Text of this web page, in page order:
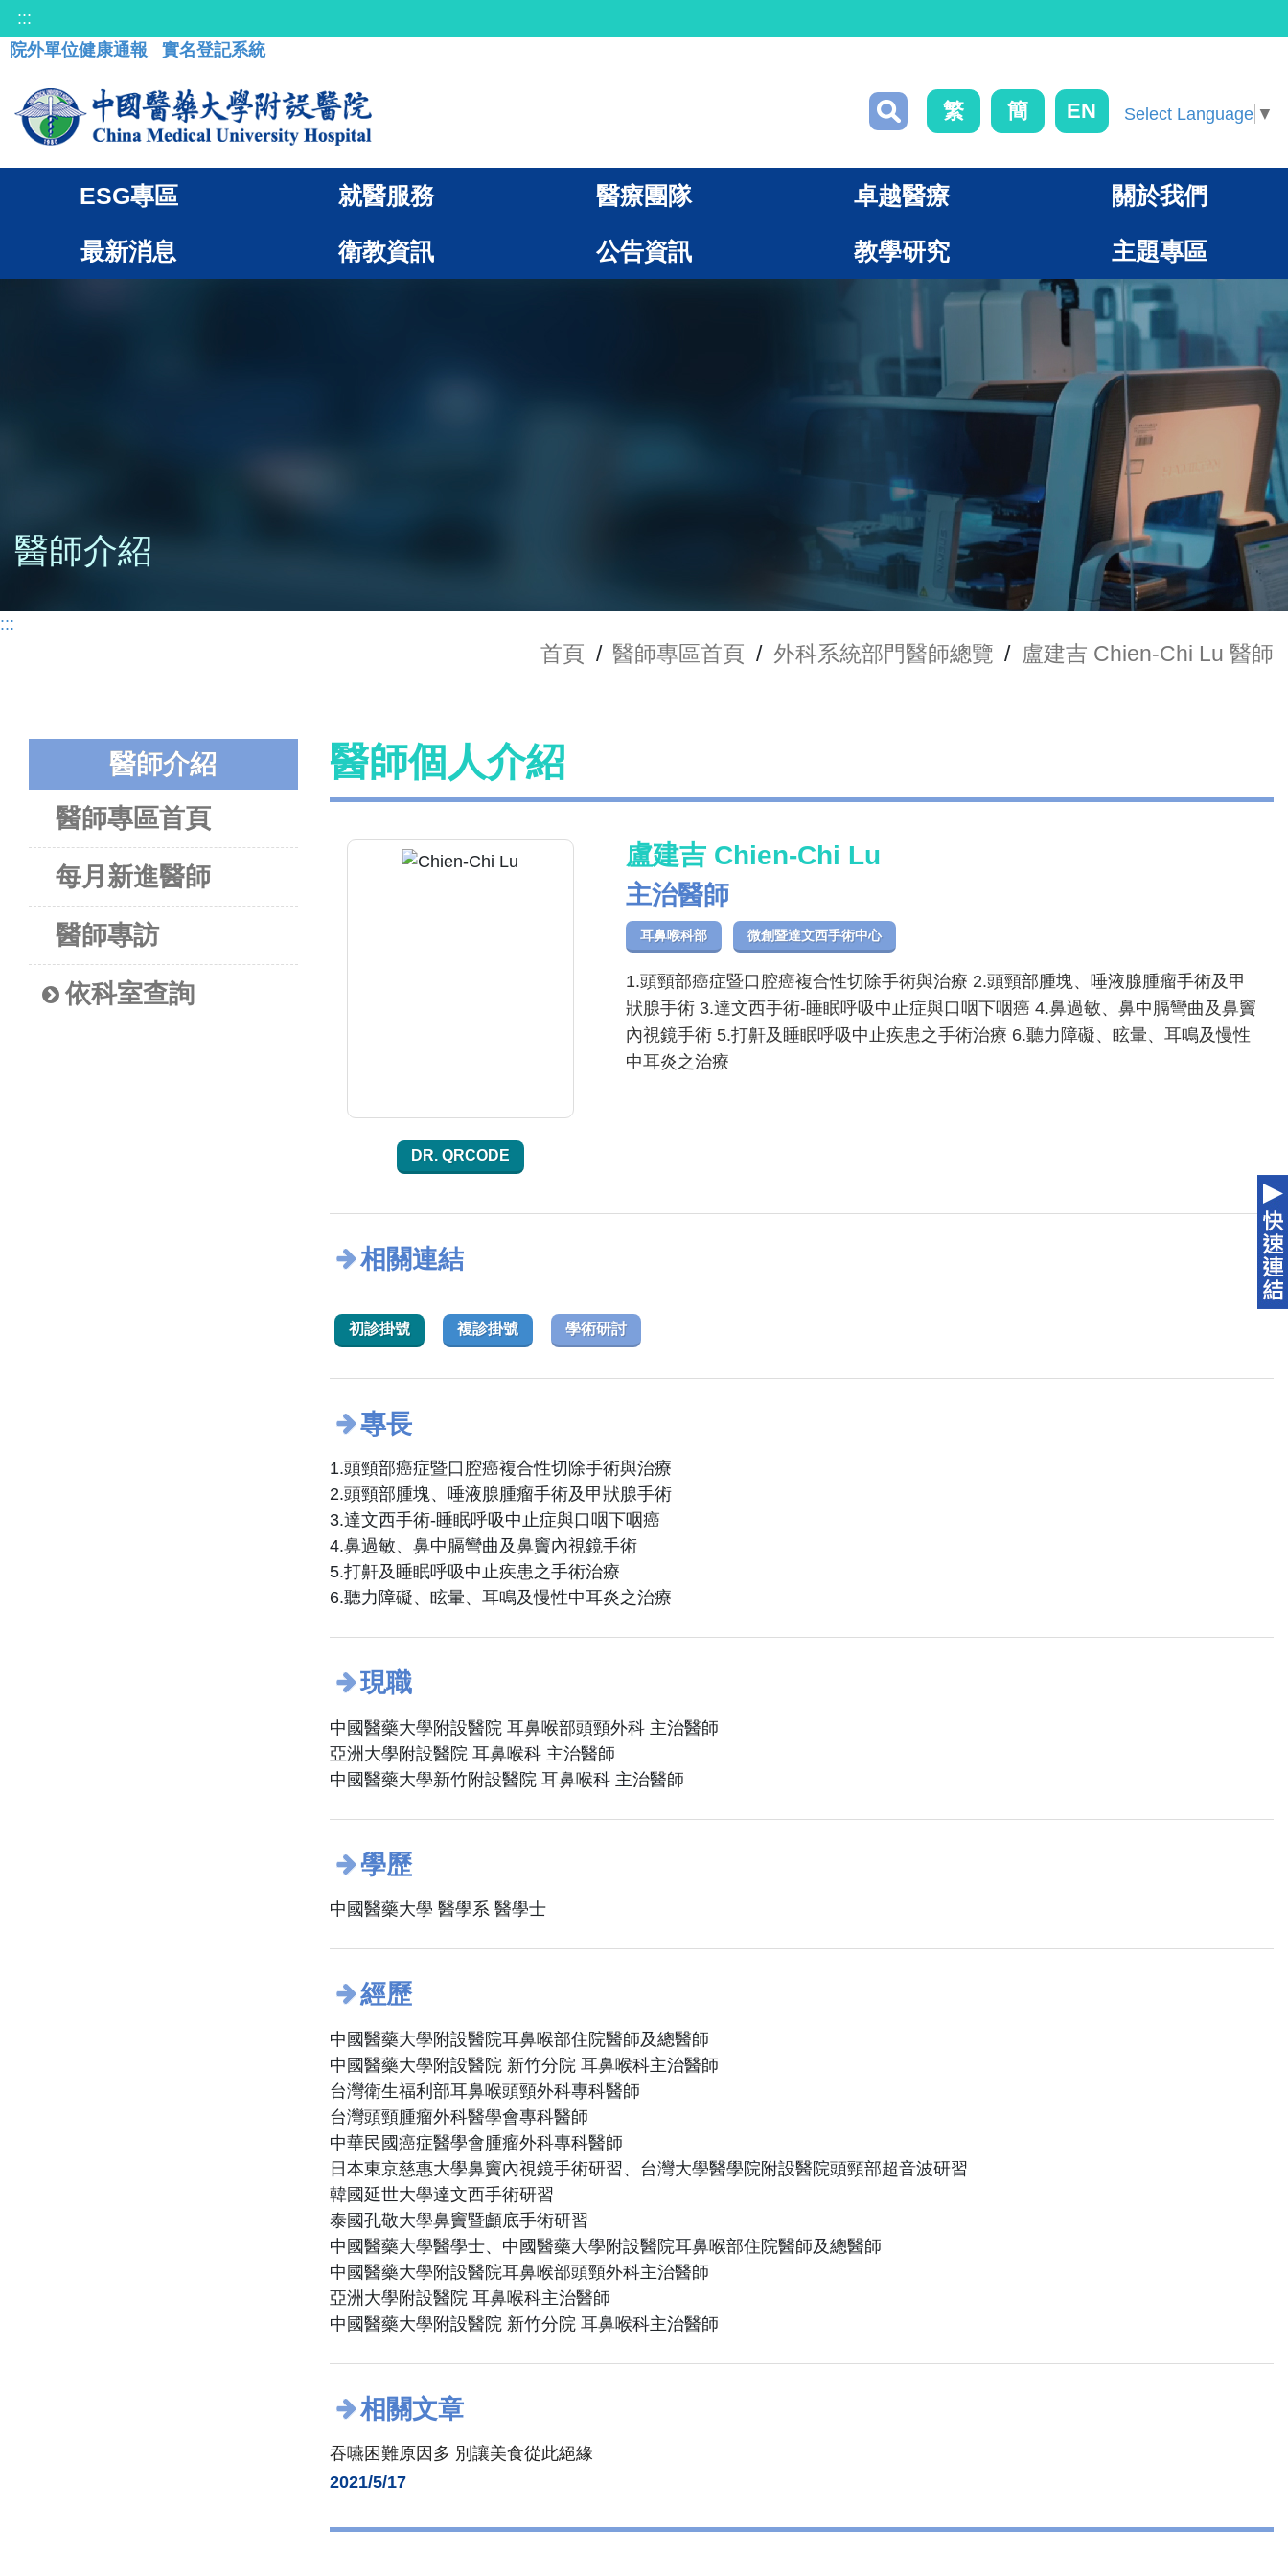
:::
院外單位健康通報
實名登記系統
繁 簡 EN Select Language ▼
ESG專區 就醫服務 醫療團隊 卓越醫療 關於我們
最新消息 衛教資訊 公告資訊 教學研究 主題專區
醫師介紹
:::
首頁 / 醫師專區首頁 / 外科系統部門醫師總覽 / 盧建吉 Chien-Chi Lu 醫師
醫師介紹
醫師專區首頁
每月新進醫師
醫師專訪
依科室查詢
醫師個人介紹
DR. QRCODE
盧建吉 Chien-Chi Lu
主治醫師
耳鼻喉科部 微創暨達文西手術中心
1.頭頸部癌症暨口腔癌複合性切除手術與治療 2.頭頸部腫塊、唾液腺腫瘤手術及甲
狀腺手術 3.達文西手術-睡眠呼吸中止症與口咽下咽癌 4.鼻過敏、鼻中膈彎曲及鼻竇
內視鏡手術 5.打鼾及睡眠呼吸中止疾患之手術治療 6.聽力障礙、眩暈、耳鳴及慢性
中耳炎之治療
相關連結
初診掛號 複診掛號 學術研討
專長
1.頭頸部癌症暨口腔癌複合性切除手術與治療
2.頭頸部腫塊、唾液腺腫瘤手術及甲狀腺手術
3.達文西手術-睡眠呼吸中止症與口咽下咽癌
4.鼻過敏、鼻中膈彎曲及鼻竇內視鏡手術
5.打鼾及睡眠呼吸中止疾患之手術治療
6.聽力障礙、眩暈、耳鳴及慢性中耳炎之治療
現職
中國醫藥大學附設醫院 耳鼻喉部頭頸外科 主治醫師
亞洲大學附設醫院 耳鼻喉科 主治醫師
中國醫藥大學新竹附設醫院 耳鼻喉科 主治醫師
學歷
中國醫藥大學 醫學系 醫學士
經歷
中國醫藥大學附設醫院耳鼻喉部住院醫師及總醫師
中國醫藥大學附設醫院 新竹分院 耳鼻喉科主治醫師
台灣衛生福利部耳鼻喉頭頸外科專科醫師
台灣頭頸腫瘤外科醫學會專科醫師
中華民國癌症醫學會腫瘤外科專科醫師
日本東京慈惠大學鼻竇內視鏡手術研習、台灣大學醫學院附設醫院頭頸部超音波研習
韓國延世大學達文西手術研習
泰國孔敬大學鼻竇暨顱底手術研習
中國醫藥大學醫學士、中國醫藥大學附設醫院耳鼻喉部住院醫師及總醫師
中國醫藥大學附設醫院耳鼻喉部頭頸外科主治醫師
亞洲大學附設醫院 耳鼻喉科主治醫師
中國醫藥大學附設醫院 新竹分院 耳鼻喉科主治醫師
相關文章
吞嚥困難原因多 別讓美食從此絕緣
2021/5/17